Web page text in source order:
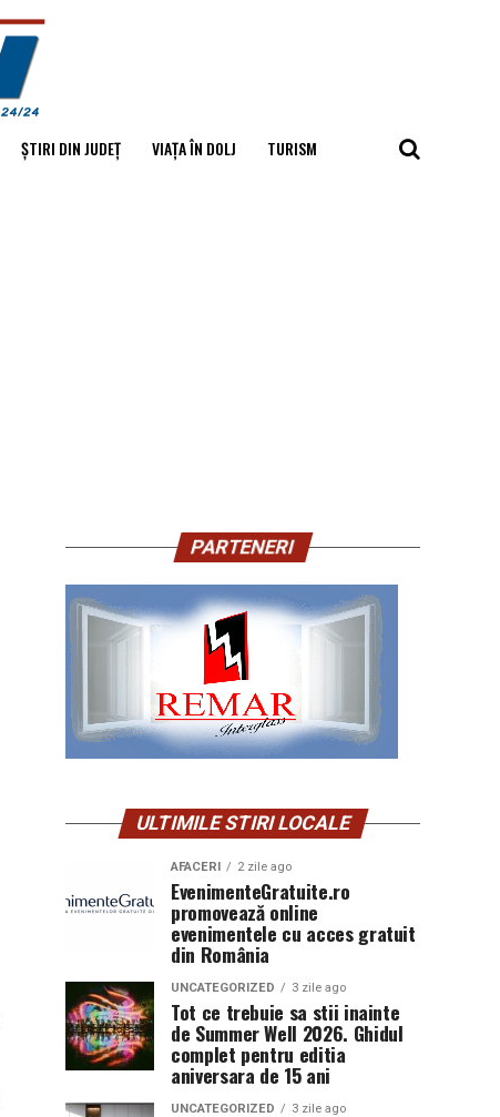
ȘTIRI DIN JUDEȚ VIAȚA ÎN DOLJ TURISM
PARTENERI
ULTIMILE STIRI LOCALE
AFACERI 2 zile ago
EvenimenteGratuite.ro
promovează online
evenimentele cu acces gratuit
din România
UNCATEGORIZED 3 zile ago
Tot ce trebuie sa stii inainte
de Summer Well 2026. Ghidul
complet pentru editia
aniversara de 15 ani
UNCATEGORIZED 3 zile ago